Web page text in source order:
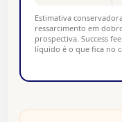
Estimativa
ressarcimento em
prospectiva. Success
líquido é o que fica no